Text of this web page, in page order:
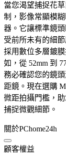
當您渴望捕捉花
制，影像常顯模
器。它讓標準鏡
受前所未有的細節
採用數位多層鍍
如，從 52mm 到
務必確認您的鏡
距鏡。現在選購
微距拍攝門檻，
捕捉微觀細節。
關於PChome24h
顧客權益